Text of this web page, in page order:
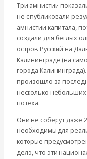
Три амнистии
не опубликовали
амнистии капитала,
создали для беглых
остров Русский на
Калининграде (на
города
произошло за
несколько
потеха.
Они не соберут даже
необходимы для
которые
дело, что эти